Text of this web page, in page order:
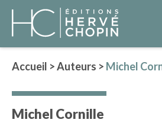
NOS AUTEURS
Accueil >Auteurs > Michel
Michel Cornille